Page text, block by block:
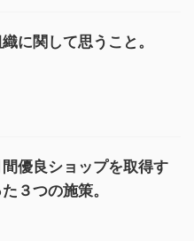
に関して思うこと。
優良ショップを取得す
３つの施策。